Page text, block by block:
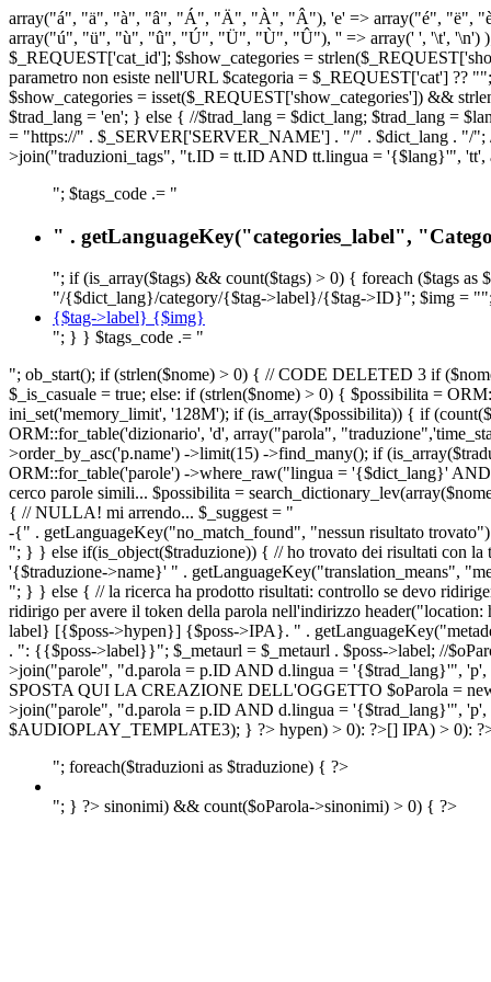
array("á", "ä", "à", "â", "Á", "Ä", "À", "Â"), 'e' => array("é",
array("ú", "ü", "ù", "û", "Ú", "Ü", "Ù", "Û"), '' => array(' ', '\t', '\n')
$_REQUEST['cat_id']; $show_categories =
parametro non esiste nell'URL $categoria = $_REQUEST['cat'] ??
$show_categories = isset($_REQUEST['show_categories']) &&
$trad_lang = 'en'; } else { //$trad_lang = $dict_lang; $trad_lang =
= "https://" . $_SERVER['SERVER_NAME'] . "/" . $dict_lang . "/";
>join("traduzioni_tags", "t.ID = tt.ID AND tt.lingua = '{$lang}'", 'tt',
"; $tags_code .= "
" . getLanguageKey("categories_label",
"; if (is_array($tags) && count($tags) > 0) { foreach ($tags
"/{$dict_lang}/category/{$tag->label}/{$tag->ID}"; $img =
{$tag->label} {$img}
"; } } $tags_code .= "
"; ob_start(); if (strlen($nome) > 0) { // CODE DELETED 3 if
$_is_casuale = true; else: if (strlen($nome) > 0) { $possibilita =
ini_set('memory_limit', '128M'); if (is_array($possibilita)) { if
ORM::for_table('dizionario', 'd', array("parola",
>order_by_asc('p.name') ->limit(15) ->find_many(); if
ORM::for_table('parole') ->where_raw("lingua = '{$dict_lang}'
cerco parole simili... $possibilita =
{ // NULLA! mi arrendo... $_suggest = "
-{" . getLanguageKey("no_match_found", "nessun risultato
"; } } else if(is_object($traduzione)) { // ho trovato dei risultati con la
'{$traduzione->name}' " . getLanguageKey("translation_means",
"; } } else { // la ricerca ha prodotto risultati: controllo se devo
ridirigo per avere il token della parola nell'indirizzo
label} [{$poss->hypen}] {$poss->IPA}. " .
. ": {{$poss->label}}"; $_metaurl = $_metaurl . $poss->label; //
>join("parole", "d.parola = p.ID AND d.lingua = '{$trad_lang}'", 'p',
SPOSTA QUI LA CREAZIONE DELL'OGGETTO $oParola =
>join("parole", "d.parola = p.ID AND d.lingua = '{$trad_lang}'", 'p',
$AUDIOPLAY_TEMPLATE3); } ?> hypen) > 0): ?>[] IPA) > 0):
"; foreach($traduzioni as $traduzione) { ?>
"; } ?> sinonimi) && count($oParola->sinonimi) > 0) { ?>